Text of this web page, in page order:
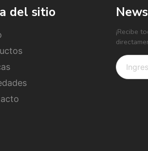
del sitio
¡Recibe